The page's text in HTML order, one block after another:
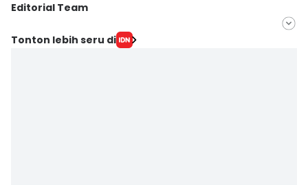
Editorial Team
Editor
Tonton lebih seru di